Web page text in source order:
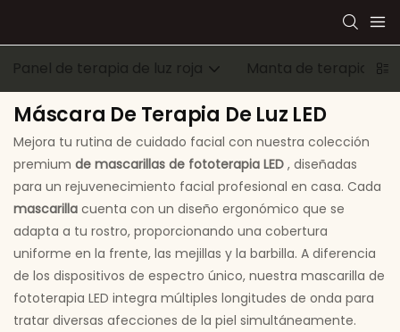
Panel de terapia de luz roja Manta de terapia de
Máscara De Terapia De Luz LED
Mejora tu rutina de cuidado facial con nuestra colección
premium de mascarillas de fototerapia LED , diseñadas
para un rejuvenecimiento facial profesional en casa. Cada
mascarilla cuenta con un diseño ergonómico que se
adapta a tu rostro, proporcionando una cobertura
uniforme en la frente, las mejillas y la barbilla. A diferencia
de los dispositivos de espectro único, nuestra mascarilla de
fototerapia LED integra múltiples longitudes de onda para
tratar diversas afecciones de la piel simultáneamente.